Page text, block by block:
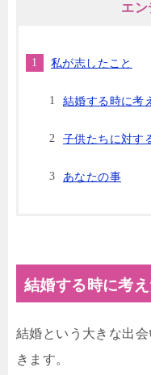
エン
私が志したこと
結婚する時に考
子供たちに対す
あなたの事
結婚する時に考
結婚という大きな出
きます。